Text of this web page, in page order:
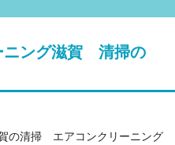
ニング滋賀 清掃の
の清掃 エアコンクリーニング